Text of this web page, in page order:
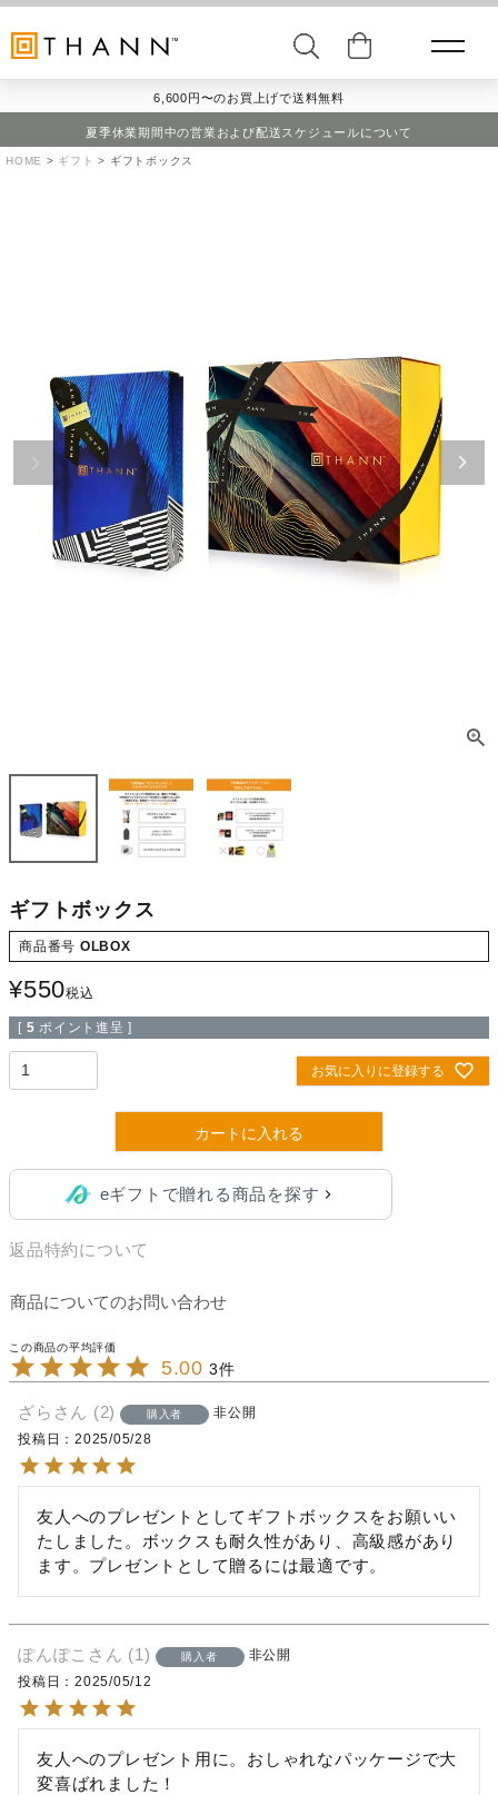
6,600円〜のお買上げで送料無料
夏季休業期間中の営業および配送スケジュールについて
HOME ギフト ギフトボックス
ギフトボックス
商品番号 OLBOX
¥550税込
[ 5 ポイント進呈 ]
お気に入りに登録する
カートに入れる
eギフトで贈れる商品を探す
返品特約について
商品についてのお問い合わせ
5.00 3
ざら 2 購入者
非公開
投稿日
2025/05/28
友人へのプレゼントとしてギフトボックスをお願いい
たしました。ボックスも耐久性があり、高級感があり
ます。プレゼントとして贈るには最適です。
ぽんぽこ 1 購入者
非公開
投稿日
2025/05/12
友人へのプレゼント用に。おしゃれなパッケージで大
変喜ばれました！